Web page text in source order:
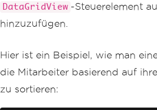
DataGridView -Steuerelement
hinzuzufügen.
Hier ist ein Beispiel, wie man
die Mitarbeiter basierend auf
zu sortieren: